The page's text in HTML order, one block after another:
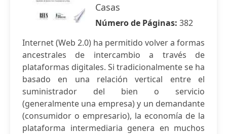
Casas
Número de Páginas: 382
Internet (Web 2.0) ha permitido volver a formas
ancestrales de intercambio a través de
plataformas digitales. Si tradicionalmente se ha
basado en una relación vertical entre el
suministrador del bien o servicio
(generalmente una empresa) y un demandante
(consumidor o empresario), la economía de la
plataforma intermediaria genera en muchos